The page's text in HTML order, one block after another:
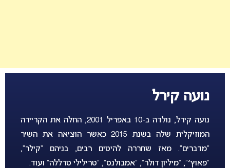
נועה קירל
נועה קירל, נולדה ב-10 באפריל 2001, החלה את הקריירה
המוזיקלית שלה בשנת 2015 כאשר הוציאה את השיר
“מדברים”. מאז שחררה להיטים רבים, בניהם “קילר”,
“פאוץ׳”, “מיליון דולר”, “אמבולנס”, “טרילילי טרללה” ועוד.